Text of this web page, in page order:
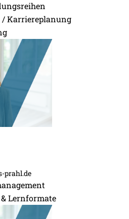
Karriereplanung
prahl.de
Lernformate